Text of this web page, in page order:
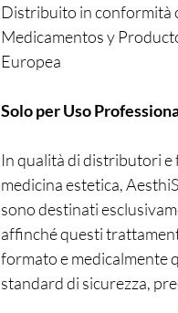
Distribuito in conformità
Medicamentos y
Europea
Solo per Uso
In qualità di distributori
medicina estetica,
sono destinati
affinché questi
formato e medicalmente
standard di sicurezza,